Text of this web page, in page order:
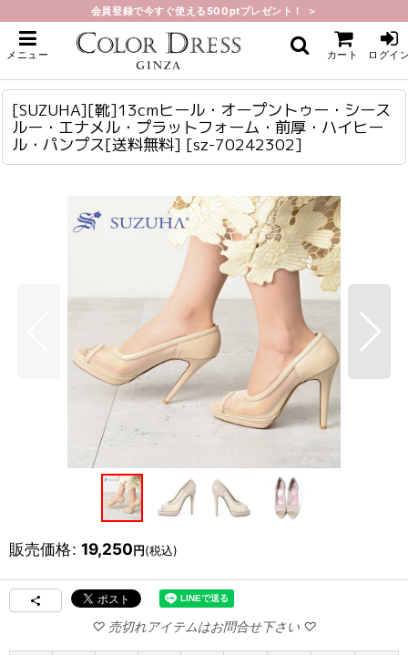
会員登録で今すぐ使える500ptプレゼント！ ＞
メニュー カート ログイ
ホーム > サンダル・パンプス・ブーツ
[SUZUHA][靴]13cmヒール・オープントゥー・シースルー・エナメル・プラッ
トフォーム・前厚・ハイヒール・パンプス[送料無料]
[SUZUHA][靴]13cmヒール・オープントゥー・シース
ルー・エナメル・プラットフォーム・前厚・ハイヒー
ル・パンプス[送料無料] [sz-70242302]
販売価格: 19,250円(税込)